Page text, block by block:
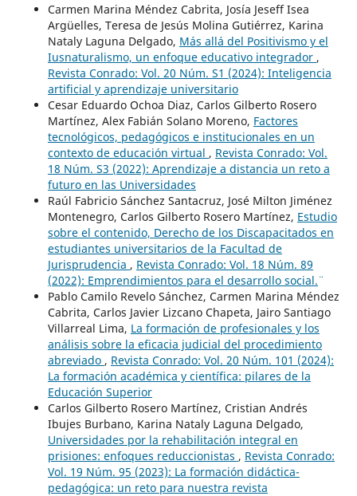
Carmen Marina Méndez Cabrita, Josía Jeseff Isea
Argüelles, Teresa de Jesús Molina Gutiérrez, Karina
Nataly Laguna Delgado, Más allá del Positivismo y el
Iusnaturalismo, un enfoque educativo integrador ,
Revista Conrado: Vol. 20 Núm. S1 (2024): Inteligencia
artificial y aprendizaje universitario
Cesar Eduardo Ochoa Diaz, Carlos Gilberto Rosero
Martínez, Alex Fabián Solano Moreno, Factores
tecnológicos, pedagógicos e institucionales en un
contexto de educación virtual , Revista Conrado: Vol.
18 Núm. S3 (2022): Aprendizaje a distancia un reto a
futuro en las Universidades
Raúl Fabricio Sánchez Santacruz, José Milton Jiménez
Montenegro, Carlos Gilberto Rosero Martínez, Estudio
sobre el contenido, Derecho de los Discapacitados en
estudiantes universitarios de la Facultad de
Jurisprudencia , Revista Conrado: Vol. 18 Núm. 89
(2022): ¨Emprendimientos para el desarrollo social.¨
Pablo Camilo Revelo Sánchez, Carmen Marina Méndez
Cabrita, Carlos Javier Lizcano Chapeta, Jairo Santiago
Villarreal Lima, La formación de profesionales y los
análisis sobre la eficacia judicial del procedimiento
abreviado , Revista Conrado: Vol. 20 Núm. 101 (2024):
La formación académica y científica: pilares de la
Educación Superior
Carlos Gilberto Rosero Martínez, Cristian Andrés
Ibujes Burbano, Karina Nataly Laguna Delgado,
Universidades por la rehabilitación integral en
prisiones: enfoques reduccionistas , Revista Conrado:
Vol. 19 Núm. 95 (2023): La formación didáctica-
pedagógica: un reto para nuestra revista